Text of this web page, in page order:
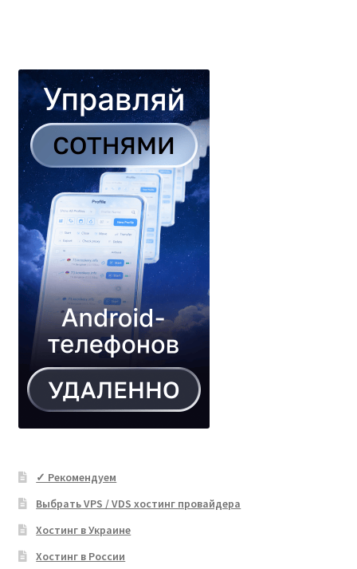
✓ Рекомендуем
Выбрать VPS / VDS хостинг провайдера
Хостинг в Украине
Хостинг в России